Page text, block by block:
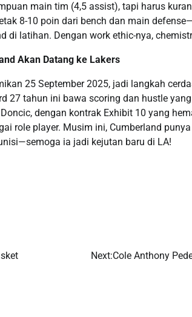
main tim (4,5 assist), tapi harus
8-10 poin dari bench dan main
di latihan. Dengan work ethic-nya,
Akan Datang ke Lakers
25 September 2025, jadi langkah
27 tahun ini bawa scoring dan hustle
dengan kontrak Exhibit 10 yang
role player. Musim ini, Cumberland
ia jadi kejutan baru di LA!
Next:Cole Anthony